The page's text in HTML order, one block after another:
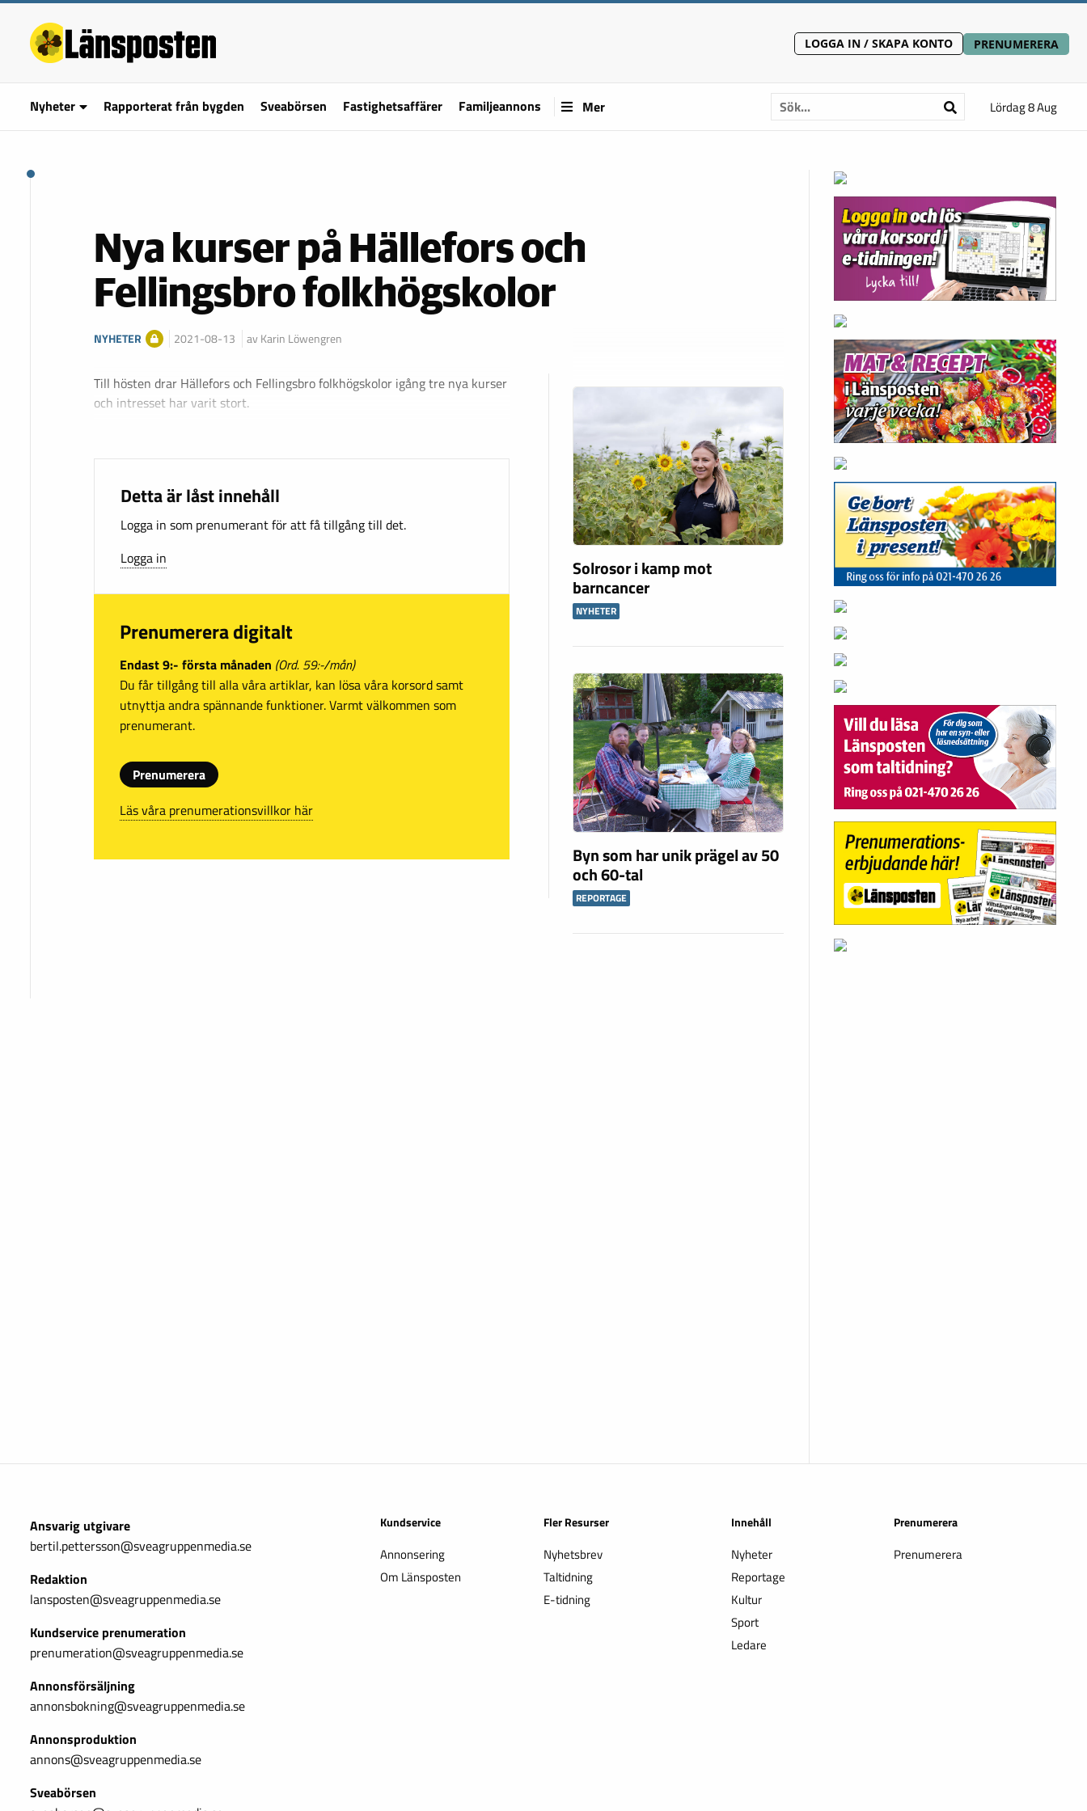
LOGGA IN / SKAPA KONTO PRENUMERERA
Nyheter Rapporterat från bygden Sveabörsen Fastighetsaffärer Familjeannons Mer Lördag 8 Aug
Nya kurser på Hällefors och
Fellingsbro folkhögskolor
NYHETER 2021-08-13 av Karin Löwengren
Till hösten drar Hällefors och Fellingsbro folkhögskolor igång tre nya kurser
och intresset har varit stort.
Detta är låst innehåll
Logga in som prenumerant för att få tillgång till det.
Logga in
Prenumerera digitalt
Endast 9:- första månaden (Ord. 59:-/mån)
Du får tillgång till alla våra artiklar, kan lösa våra korsord samt
utnyttja andra spännande funktioner. Varmt välkommen som
prenumerant.
Prenumerera
Läs våra prenumerationsvillkor här
Solrosor i kamp mot
barncancer
NYHETER
Byn som har unik prägel av 50
och 60-tal
REPORTAGE
Ansvarig utgivare
bertil.pettersson@sveagruppenmedia.se
Redaktion
lansposten@sveagruppenmedia.se
Kundservice prenumeration
prenumeration@sveagruppenmedia.se
Annonsförsäljning
annonsbokning@sveagruppenmedia.se
Annonsproduktion
annons@sveagruppenmedia.se
Sveabörsen
Kundservice
Annonsering
Om Länsposten
Fler Resurser
Nyhetsbrev
Taltidning
E-tidning
Innehåll
Nyheter
Reportage
Kultur
Sport
Ledare
Prenumerera
Prenumerera